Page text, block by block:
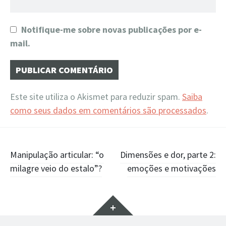
Notifique-me sobre novas publicações por e-
mail.
Este site utiliza o Akismet para reduzir spam. Saiba
como seus dados em comentários são processados.
Navegação
de
Manipulação articular: “o
milagre veio do estalo”?
Dimensões e dor, parte 2:
emoções e motivações
Widgets